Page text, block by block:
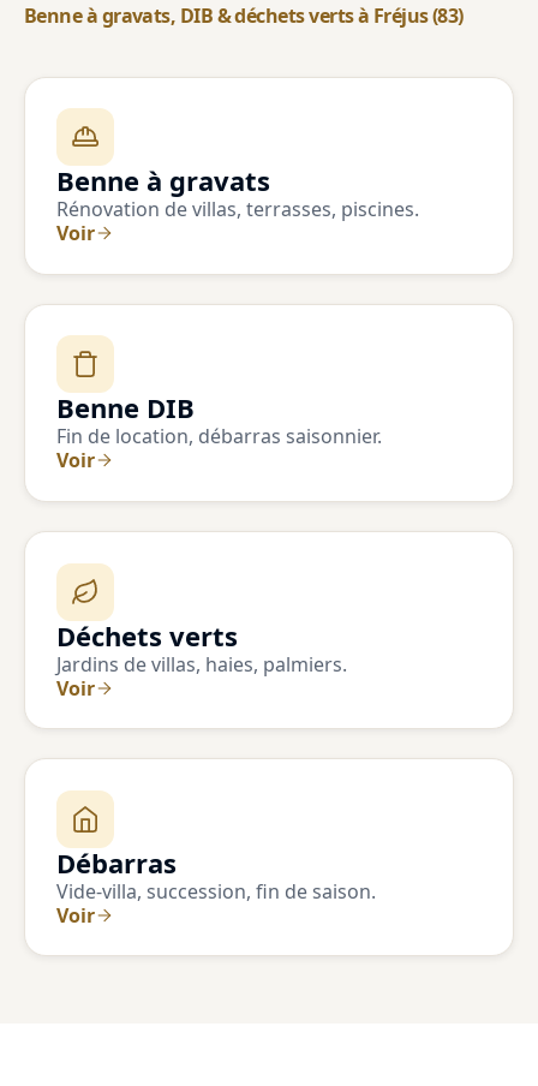
Benne à gravats, DIB & déchets verts à Fréjus (83)
Benne à gravats
Rénovation de villas, terrasses, piscines.
Voir
Benne DIB
Fin de location, débarras saisonnier.
Voir
Déchets verts
Jardins de villas, haies, palmiers.
Voir
Débarras
Vide-villa, succession, fin de saison.
Voir